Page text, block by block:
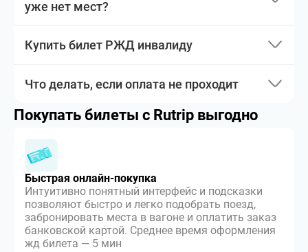
уже нет мест?
Купить билет РЖД инвалиду
Что делать, если оплата не проходит
Покупать билеты с Rutrip выгодно
Быстрая онлайн-покупка
Интуитивно понятный интерфейс и подсказки
позволяют быстро и легко подобрать поезд,
забронировать места в вагоне и оплатить заказ
банковской картой. Среднее время оформления
жд билета — 5 мин